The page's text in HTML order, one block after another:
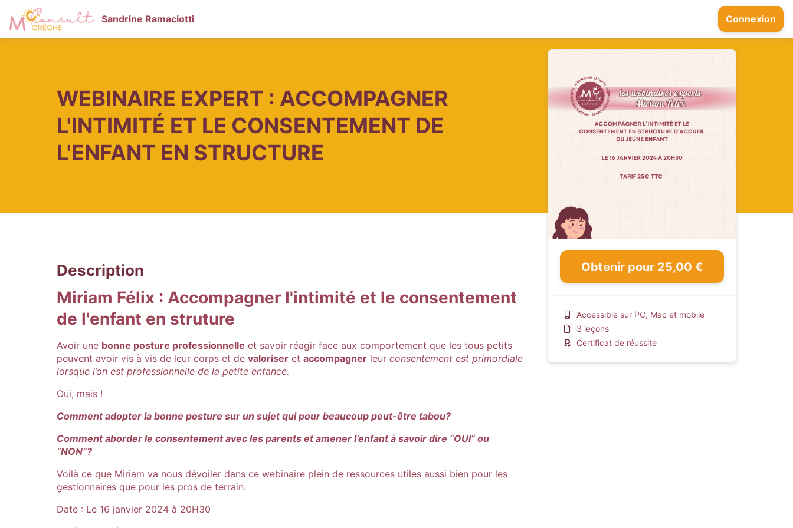
Sandrine Ramaciotti Connexion
WEBINAIRE EXPERT : ACCOMPAGNER
L'INTIMITÉ ET LE CONSENTEMENT DE
L'ENFANT EN STRUCTURE
Obtenir pour 25,00 €
Accessible sur PC, Mac et mobile
3 leçons
Certificat de réussite
Description
Miriam Félix : Accompagner l'intimité et le consentement
de l'enfant en struture
Avoir une bonne posture professionnelle et savoir réagir face aux comportement que les tous petits
peuvent avoir vis à vis de leur corps et de valoriser et accompagner leur consentement est primordiale
lorsque l’on est professionnelle de la petite enfance.
Oui, mais !
Comment adopter la bonne posture sur un sujet qui pour beaucoup peut-être tabou?
Comment aborder le consentement avec les parents et amener l’enfant à savoir dire “OUI” ou
“NON”?
Voilà ce que Miriam va nous dévoiler dans ce webinaire plein de ressources utiles aussi bien pour les
gestionnaires que pour les pros de terrain.
Date : Le 16 janvier 2024 à 20H30